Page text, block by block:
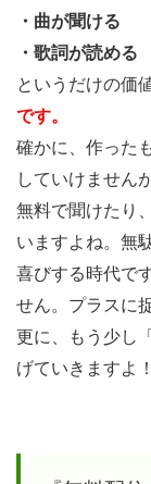
作業
が生
だ
明
4
『CD
が売
れな
い』
と嘆
・曲が聞ける
・歌詞が読める
というだけの価
です。
確かに、作った
していけません
無料で聞けたり
いますよね。無
喜びする時代で
せん。プラスに
更に、もう少し
げていきますよ！